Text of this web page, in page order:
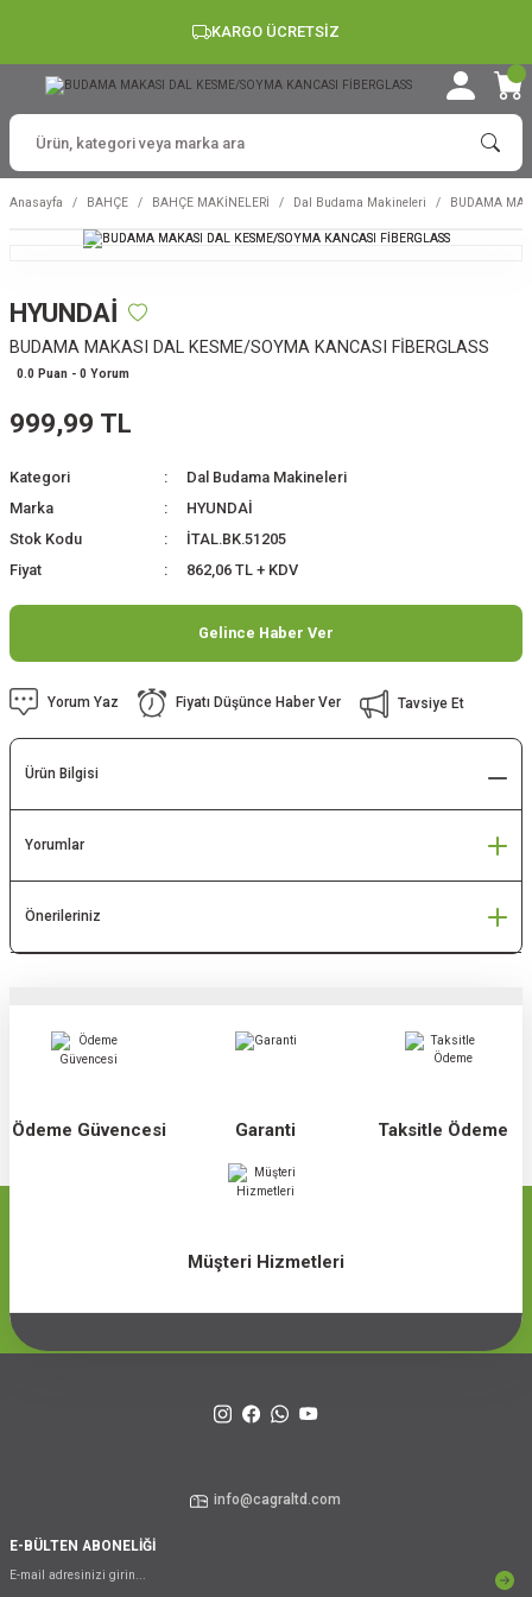
KARGO ÜCRETSİZ
Anasayfa BAHÇE BAHÇE MAKİNELERİ Dal Budama Makineleri BUDAMA
HYUNDAİ
BUDAMA MAKASI DAL KESME/SOYMA KANCASI FİBERGLASS
0.0 Puan - 0 Yorum
999,99 TL
Kategori
Dal Budama Makineleri
Marka
HYUNDAİ
Stok Kodu
İTAL.BK.51205
Fiyat
862,06 TL + KDV
Gelince Haber Ver
Yorum Yaz Fiyatı Düşünce Haber Ver Tavsiye Et
Ürün Bilgisi
Yorumlar
Önerileriniz
Ödeme Güvencesi Garanti Taksitle Ödeme
Müşteri Hizmetleri
info@cagraltd.com
E-BÜLTEN ABONELİĞİ